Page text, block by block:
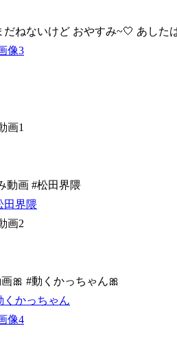
だねないけど おやすみ~🤍 あした
動画 #松田界隈
田界隈
画🎀 #動くかっちゃん🎀
くかっちゃん